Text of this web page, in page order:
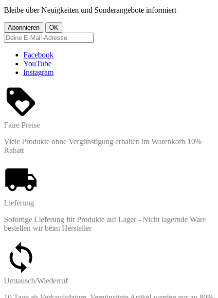
Bleibe über Neuigkeiten und Sonderangebote informiert
Facebook
YouTube
Instagram
Faire Preise
Viele Produkte ohne Vergünstigung erhalten im Warenkorb 10%
Rabatt
Lieferung
Sofortige Lieferung für Produkte auf Lager - Nicht lagernde Ware
bestellen wir beim Hersteller
Umtausch/Wiederruf